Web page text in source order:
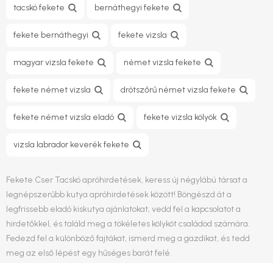
tacskó fekete bernáthegyi fekete
fekete bernáthegyi fekete vizsla
magyar vizsla fekete német vizsla fekete
fekete német vizsla drótszőrű német vizsla fekete
fekete német vizsla eladó fekete vizsla kölyök
vizsla labrador keverék fekete
Fekete Cser Tacskó apróhirdetések, keress új négylábú társat a
legnépszerűbb kutya apróhirdetések között! Böngészd át a
legfrissebb eladó kiskutya ajánlatokat, vedd fel a kapcsolatot a
hirdetőkkel, és találd meg a tökéletes kölyköt családod számára.
Fedezd fel a különböző fajtákat, ismerd meg a gazdikat, és tedd
meg az első lépést egy hűséges barát felé.